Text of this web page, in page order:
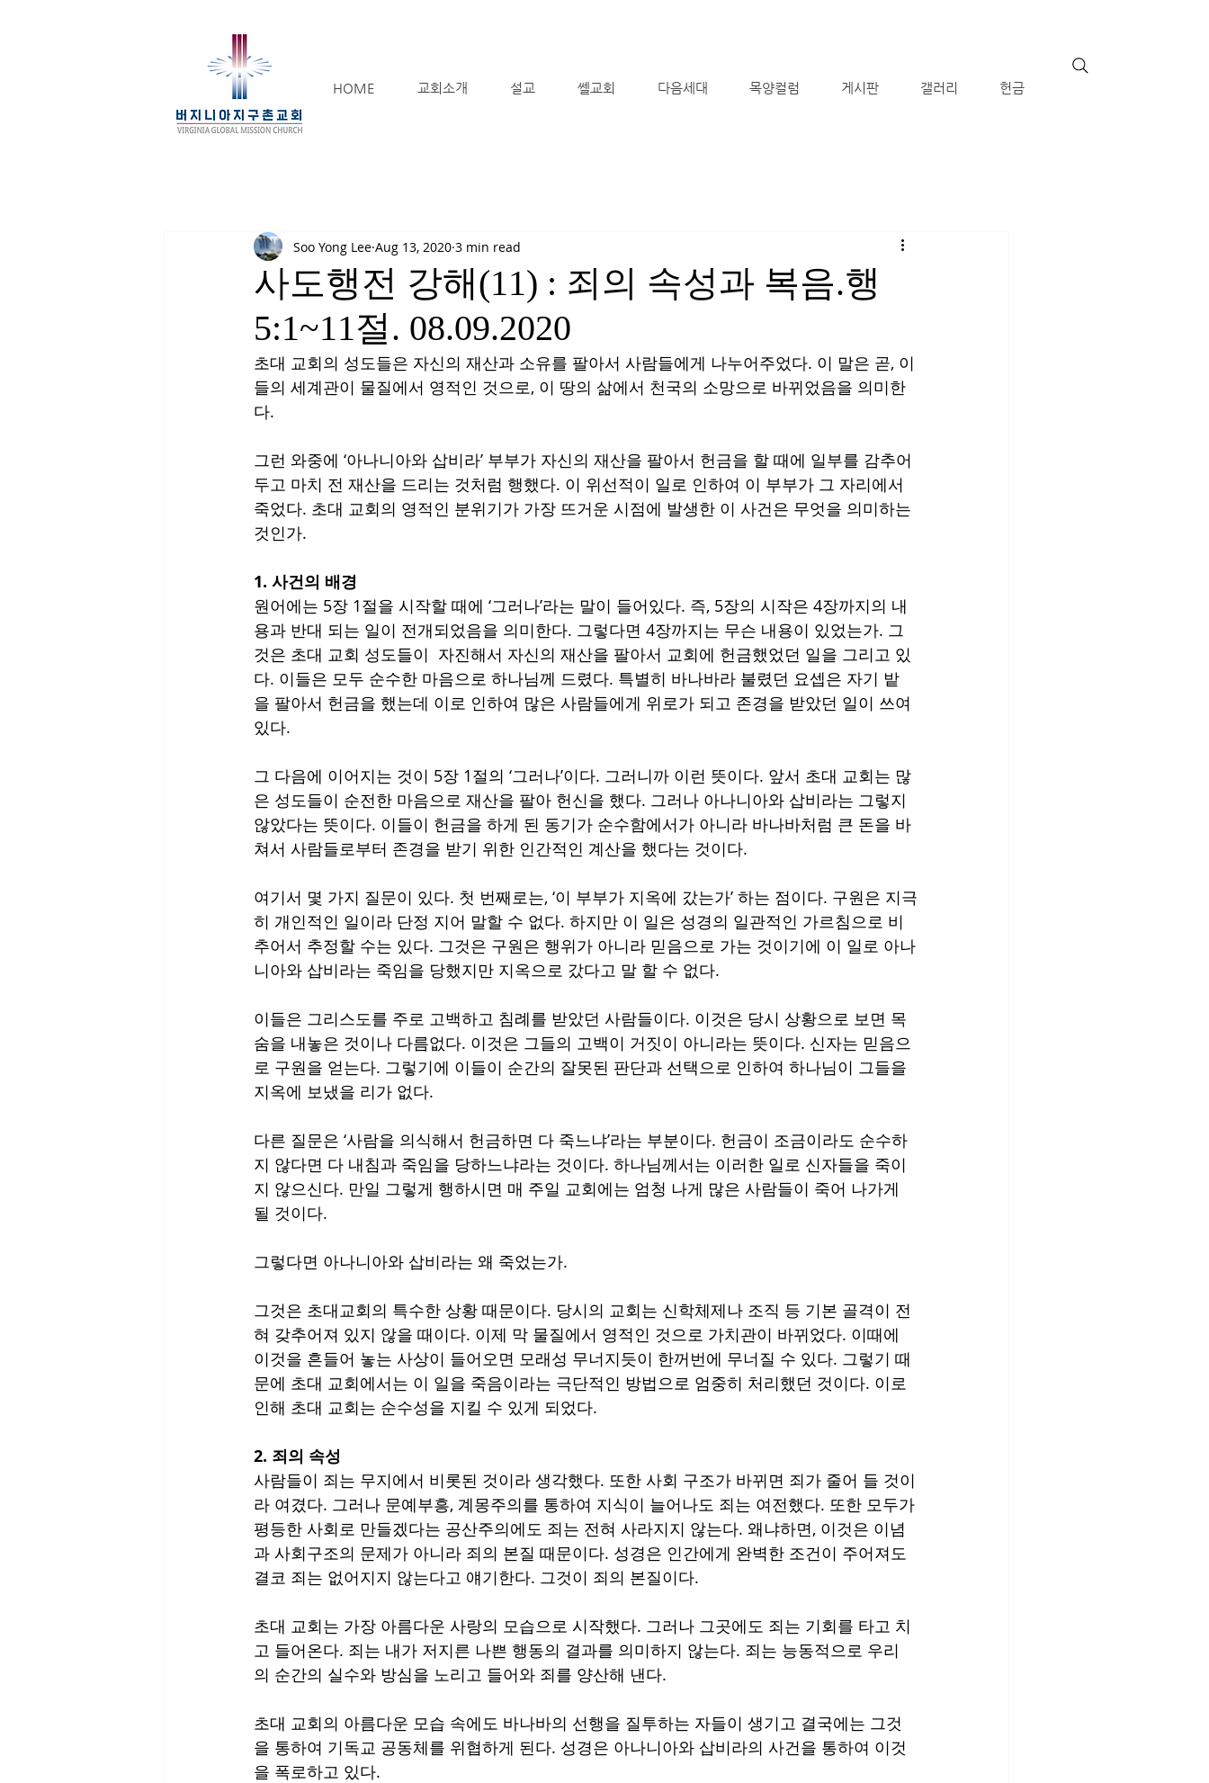
HOME 교회소개 설교 쎌교회 다음세대 목양컬럼 게시판 갤러리 헌금
사도행전 강해(11) : 죄의 속성과 복음.행
5:1~11절. 08.09.2020
Soo Yong Lee Aug 13, 2020 3 min read
초대 교회의 성도들은 자신의 재산과 소유를 팔아서 사람들에게 나누어주었다. 이 말은 곧, 이
들의 세계관이 물질에서 영적인 것으로, 이 땅의 삶에서 천국의 소망으로 바뀌었음을 의미한
다.
그런 와중에 ‘아나니아와 삽비라’ 부부가 자신의 재산을 팔아서 헌금을 할 때에 일부를 감추어
두고 마치 전 재산을 드리는 것처럼 행했다. 이 위선적이 일로 인하여 이 부부가 그 자리에서
죽었다. 초대 교회의 영적인 분위기가 가장 뜨거운 시점에 발생한 이 사건은 무엇을 의미하는
것인가.
1. 사건의 배경
원어에는 5장 1절을 시작할 때에 ‘그러나’라는 말이 들어있다. 즉, 5장의 시작은 4장까지의 내
용과 반대 되는 일이 전개되었음을 의미한다. 그렇다면 4장까지는 무슨 내용이 있었는가. 그
것은 초대 교회 성도들이  자진해서 자신의 재산을 팔아서 교회에 헌금했었던 일을 그리고 있
다. 이들은 모두 순수한 마음으로 하나님께 드렸다. 특별히 바나바라 불렸던 요셉은 자기 밭
을 팔아서 헌금을 했는데 이로 인하여 많은 사람들에게 위로가 되고 존경을 받았던 일이 쓰여
있다.
그 다음에 이어지는 것이 5장 1절의 ‘그러나’이다. 그러니까 이런 뜻이다. 앞서 초대 교회는 많
은 성도들이 순전한 마음으로 재산을 팔아 헌신을 했다. 그러나 아나니아와 삽비라는 그렇지
않았다는 뜻이다. 이들이 헌금을 하게 된 동기가 순수함에서가 아니라 바나바처럼 큰 돈을 바
쳐서 사람들로부터 존경을 받기 위한 인간적인 계산을 했다는 것이다.
여기서 몇 가지 질문이 있다. 첫 번째로는, ‘이 부부가 지옥에 갔는가’ 하는 점이다. 구원은 지극
히 개인적인 일이라 단정 지어 말할 수 없다. 하지만 이 일은 성경의 일관적인 가르침으로 비
추어서 추정할 수는 있다. 그것은 구원은 행위가 아니라 믿음으로 가는 것이기에 이 일로 아나
니아와 삽비라는 죽임을 당했지만 지옥으로 갔다고 말 할 수 없다.
이들은 그리스도를 주로 고백하고 침례를 받았던 사람들이다. 이것은 당시 상황으로 보면 목
숨을 내놓은 것이나 다름없다. 이것은 그들의 고백이 거짓이 아니라는 뜻이다. 신자는 믿음으
로 구원을 얻는다. 그렇기에 이들이 순간의 잘못된 판단과 선택으로 인하여 하나님이 그들을
지옥에 보냈을 리가 없다.
다른 질문은 ‘사람을 의식해서 헌금하면 다 죽느냐’라는 부분이다. 헌금이 조금이라도 순수하
지 않다면 다 내침과 죽임을 당하느냐라는 것이다. 하나님께서는 이러한 일로 신자들을 죽이
지 않으신다. 만일 그렇게 행하시면 매 주일 교회에는 엄청 나게 많은 사람들이 죽어 나가게
될 것이다.
그렇다면 아나니아와 삽비라는 왜 죽었는가.
그것은 초대교회의 특수한 상황 때문이다. 당시의 교회는 신학체제나 조직 등 기본 골격이 전
혀 갖추어져 있지 않을 때이다. 이제 막 물질에서 영적인 것으로 가치관이 바뀌었다. 이때에
이것을 흔들어 놓는 사상이 들어오면 모래성 무너지듯이 한꺼번에 무너질 수 있다. 그렇기 때
문에 초대 교회에서는 이 일을 죽음이라는 극단적인 방법으로 엄중히 처리했던 것이다. 이로
인해 초대 교회는 순수성을 지킬 수 있게 되었다.
2. 죄의 속성
사람들이 죄는 무지에서 비롯된 것이라 생각했다. 또한 사회 구조가 바뀌면 죄가 줄어 들 것이
라 여겼다. 그러나 문예부흥, 계몽주의를 통하여 지식이 늘어나도 죄는 여전했다. 또한 모두가
평등한 사회로 만들겠다는 공산주의에도 죄는 전혀 사라지지 않는다. 왜냐하면, 이것은 이념
과 사회구조의 문제가 아니라 죄의 본질 때문이다. 성경은 인간에게 완벽한 조건이 주어져도
결코 죄는 없어지지 않는다고 얘기한다. 그것이 죄의 본질이다.
초대 교회는 가장 아름다운 사랑의 모습으로 시작했다. 그러나 그곳에도 죄는 기회를 타고 치
고 들어온다. 죄는 내가 저지른 나쁜 행동의 결과를 의미하지 않는다. 죄는 능동적으로 우리
의 순간의 실수와 방심을 노리고 들어와 죄를 양산해 낸다.
초대 교회의 아름다운 모습 속에도 바나바의 선행을 질투하는 자들이 생기고 결국에는 그것
을 통하여 기독교 공동체를 위협하게 된다. 성경은 아나니아와 삽비라의 사건을 통하여 이것
을 폭로하고 있다.